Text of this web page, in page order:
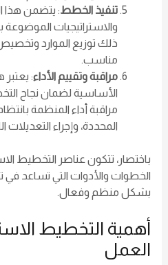
تنفيذ الخطط: يتضمن هذا
والاستراتيجيات
ذلك توزيع الموارد
مناسب.
مراقبة وتقييم الأداء: يعتبر
الأساسية لضمان نجاح
مراقبة أداء المنظمة
المحددة، وإجراء
باختصار، تتكون عناصر التخطيط
الخطوات والأدوات التي تساعد في
بشكل منظم وفعال.
أهمية التخطيط
العمل